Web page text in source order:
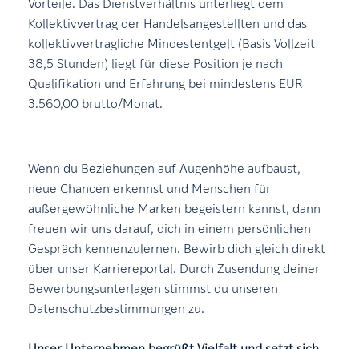
Kollektivvertrag der Handelsangestellten und das
kollektivvertragliche Mindestentgelt (Basis Vollzeit
38,5 Stunden) liegt für diese Position je nach
Qualifikation und Erfahrung bei mindestens EUR
3.560,00 brutto/Monat.
Wenn du Beziehungen auf Augenhöhe aufbaust,
neue Chancen erkennst und Menschen für
außergewöhnliche Marken begeistern kannst, dann
freuen wir uns darauf, dich in einem persönlichen
Gespräch kennenzulernen. Bewirb dich gleich direkt
über unser Karriereportal. Durch Zusendung deiner
Bewerbungsunterlagen stimmst du unseren
Datenschutzbestimmungen zu.